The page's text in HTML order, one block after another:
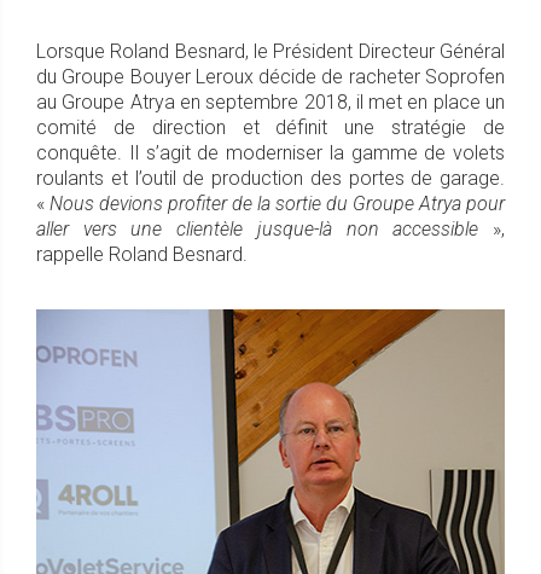
Lorsque Roland Besnard, le Président Directeur Général
du Groupe Bouyer Leroux décide de racheter Soprofen
au Groupe Atrya en septembre 2018, il met en place un
comité de direction et définit une stratégie de
conquête. Il s’agit de moderniser la gamme de volets
roulants et l’outil de production des portes de garage.
« Nous devions profiter de la sortie du Groupe Atrya pour
aller vers une clientèle jusque-là non accessible »,
rappelle Roland Besnard.